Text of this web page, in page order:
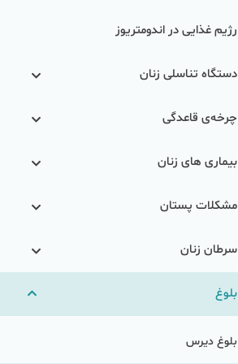
رژیم غذایی در اندومتریوز
دستگاه تناسلی زنان
چرخه‌ی قاعدگی
بیماری های زنان
مشکلات پستان
سرطان زنان
بلوغ
بلوغ دیرس